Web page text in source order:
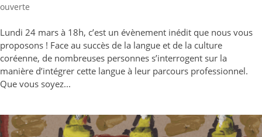
ouverte
Lundi 24 mars à 18h, c’est un évènement inédit que nous vous
proposons ! Face au succès de la langue et de la culture
coréenne, de nombreuses personnes s’interrogent sur la
manière d’intégrer cette langue à leur parcours professionnel.
Que vous soyez...